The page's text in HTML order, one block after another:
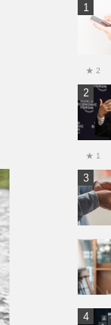
★ 2
★ 1